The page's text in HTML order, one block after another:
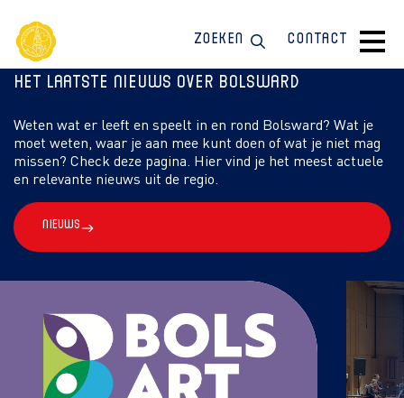
Zoeken Contact
Het laatste nieuws over Bolsward
Weten wat er leeft en speelt in en rond Bolsward? Wat je
moet weten, waar je aan mee kunt doen of wat je niet mag
missen? Check deze pagina. Hier vind je het meest actuele
en relevante nieuws uit de regio.
Nieuws